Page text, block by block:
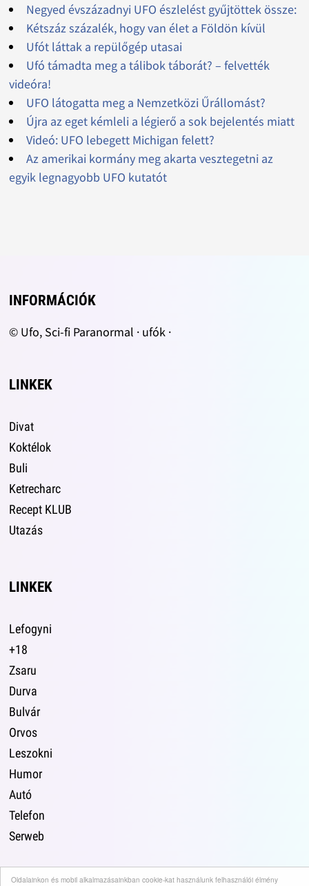
Oldalainkon és mobil alkalmazásainkban cookie-kat használunk felhasználói élmény
Negyed évszázadnyi UFO észlelést gyűjtöttek össze:
Kétszáz százalék, hogy van élet a Földön kívül
Ufót láttak a repülőgép utasai
Ufó támadta meg a tálibok táborát? – felvették
videóra!
UFO látogatta meg a Nemzetközi Űrállomást?
Újra az eget kémleli a légierő a sok bejelentés miatt
Videó: UFO lebegett Michigan felett?
Az amerikai kormány meg akarta vesztegetni az
egyik legnagyobb UFO kutatót
INFORMÁCIÓK
© Ufo, Sci-fi Paranormal · ufók ·
LINKEK
Divat
Koktélok
Buli
Ketrecharc
Recept KLUB
Utazás
LINKEK
Lefogyni
+18
Zsaru
Durva
Bulvár
Orvos
Leszokni
Humor
Autó
Telefon
Serweb